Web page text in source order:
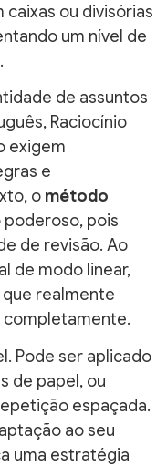
ou divisórias
um nível de
de assuntos
Raciocínio
exigem
e
o método
pois
de revisão. Ao
de modo linear,
realmente
completamente.
Pode ser aplicado
de papel, ou
espaçada.
ao seu
uma estratégia